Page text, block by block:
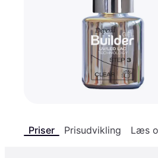
Priser Prisudvikling Læs